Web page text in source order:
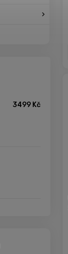
3499 Kč